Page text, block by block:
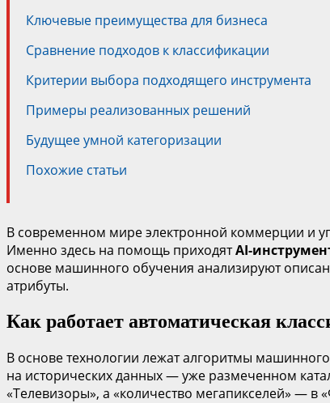
Ключевые преимущества для бизнеса
Сравнение подходов к классификации
Критерии выбора подходящего инструмента
Примеры реализованных решений
Будущее умной категоризации
Похожие статьи
В современном мире электронной коммерции и
Именно здесь на помощь приходятAI-
основе машинного обучения анализируют
атрибуты.
Как работает автоматическая
В основе технологии лежат алгоритмы
на исторических данных — уже размеченном
«Телевизоры», а «количество мегапикселей» —